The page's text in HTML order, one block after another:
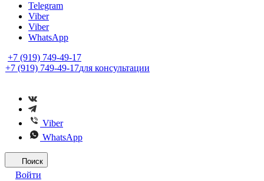
Telegram
Viber
Viber
WhatsApp
+7 (919) 749-49-17
+7 (919) 749-49-17для консультации
Viber
WhatsApp
Поиск
Войти